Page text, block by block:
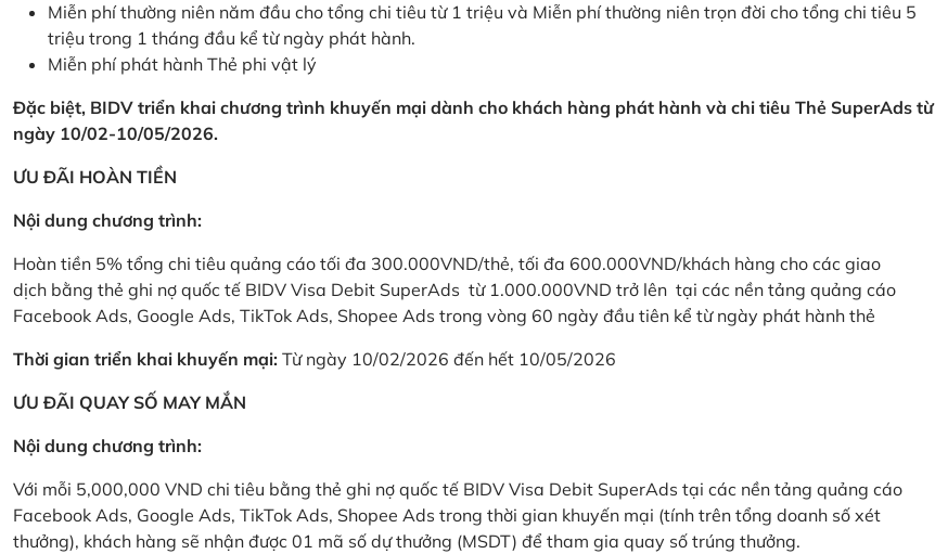
Miễn phí thường niên năm đầu cho tổng chi tiêu từ 1 triệu và Miễn phí thường niên trọn đời cho tổng chi tiêu 5
triệu trong 1 tháng đầu kể từ ngày phát hành.
Miễn phí phát hành Thẻ phi vật lý
Đặc biệt, BIDV triển khai chương trình khuyến mại dành cho khách hàng phát hành và chi tiêu Thẻ SuperAds từ
ngày 10/02-10/05/2026.
ƯU ĐÃI HOÀN TIỀN
Nội dung chương trình:
Hoàn tiền 5% tổng chi tiêu quảng cáo tối đa 300.000VND/thẻ, tối đa 600.000VND/khách hàng cho các giao
dịch bằng thẻ ghi nợ quốc tế BIDV Visa Debit SuperAds từ 1.000.000VND trở lên tại các nền tảng quảng cáo
Facebook Ads, Google Ads, TikTok Ads, Shopee Ads trong vòng 60 ngày đầu tiên kể từ ngày phát hành thẻ
Thời gian triển khai khuyến mại: Từ ngày 10/02/2026 đến hết 10/05/2026
ƯU ĐÃI QUAY SỐ MAY MẮN
Nội dung chương trình:
Với mỗi 5,000,000 VND chi tiêu bằng thẻ ghi nợ quốc tế BIDV Visa Debit SuperAds tại các nền tảng quảng cáo
Facebook Ads, Google Ads, TikTok Ads, Shopee Ads trong thời gian khuyến mại (tính trên tổng doanh số xét
thưởng), khách hàng sẽ nhận được 01 mã số dự thưởng (MSDT) để tham gia quay số trúng thưởng.